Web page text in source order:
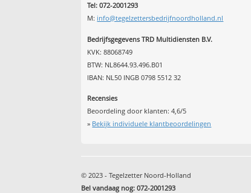
Tel: 072-2001293
M: info@tegelzettersbedrijfnoordholland.nl
Bedrijfsgegevens TRD Multidiensten B.V.
KVK: 88068749
BTW: NL8644.93.496.B01
IBAN: NL50 INGB 0798 5512 32
Recensies
Beoordeling door klanten:4,6/5
» Bekijk individuele klantbeoordelingen
© 2023 - Tegelzetter Noord-Holland
Bel vandaag nog: 072-2001293